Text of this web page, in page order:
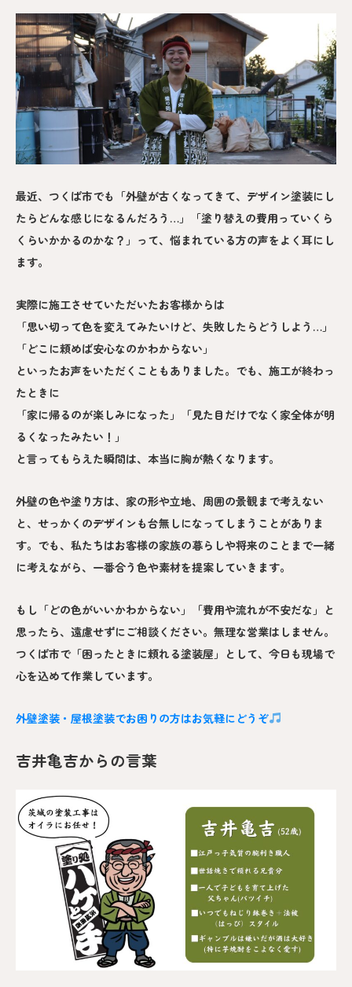
最近、つくば市でも「外壁が古くなってきて、デザイン塗装にし
たらどんな感じになるんだろう…」「塗り替えの費用っていくら
くらいかかるのかな？」って、悩まれている方の声をよく耳にし
ます。
実際に施工させていただいたお客様からは
「思い切って色を変えてみたいけど、失敗したらどうしよう…」
「どこに頼めば安心なのかわからない」
といったお声をいただくこともありました。でも、施工が終わっ
たときに
「家に帰るのが楽しみになった」「見た目だけでなく家全体が明
るくなったみたい！」
と言ってもらえた瞬間は、本当に胸が熱くなります。
外壁の色や塗り方は、家の形や立地、周囲の景観まで考えない
と、せっかくのデザインも台無しになってしまうことがありま
す。でも、私たちはお客様の家族の暮らしや将来のことまで一緒
に考えながら、一番合う色や素材を提案していきます。
もし「どの色がいいかわからない」「費用や流れが不安だな」と
思ったら、遠慮せずにご相談ください。無理な営業はしません。
つくば市で「困ったときに頼れる塗装屋」として、今日も現場で
心を込めて作業しています。
外壁塗装・屋根塗装でお困りの方はお気軽にどうぞ
吉井亀吉からの言葉